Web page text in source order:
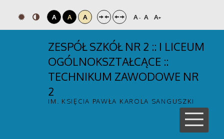
A A A A- A A+
ZESPÓŁ SZKÓŁ NR 2 :: I LICEUM
OGÓLNOKSZTAŁCĄCE ::
TECHNIKUM ZAWODOWE NR
2
IM. KSIĘCIA PAWŁA KAROLA SANGUSZKI